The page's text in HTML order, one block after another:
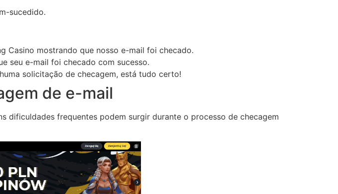
sucedido.
Casino mostrando que nosso e-mail foi checado.
seu e-mail foi checado com sucesso.
solicitação de checagem, está tudo certo!
de e-mail
dificuldades frequentes podem surgir durante o processo de checagem